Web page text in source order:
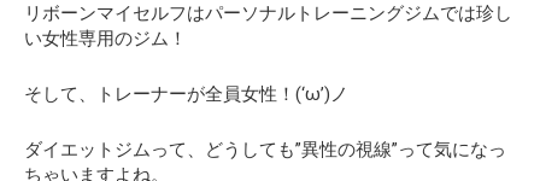
リボーンマイセルフはパーソナルトレーニングジムでは珍し
い女性専用のジム！
そして、 トレーナーが全員女性！(‘ω’)ノ
ダイエットジムって、どうしても”異性の視線”って気になっ
ちゃいますよね。